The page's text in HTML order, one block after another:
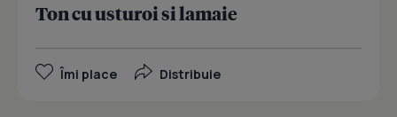
Ton cu usturoi si lamaie
Îmi place Distribuie